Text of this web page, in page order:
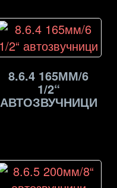
8.6.4 165ММ/6
1/2“
АВТОЗВУЧНИЦИ